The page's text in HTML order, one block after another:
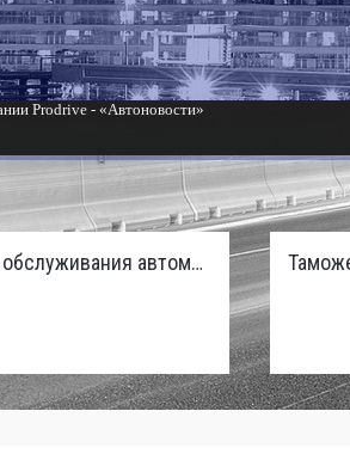
Prodrive - «Автоновости»
с бензиновым мотором - «Тюнинг и автоспорт»
Стоимость обслуживания автомобилей в России вырастет из-за дефицита кадров